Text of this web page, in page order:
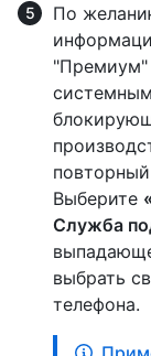
По
"Премиум"
Выберите
Служба
выбрать
телефона.